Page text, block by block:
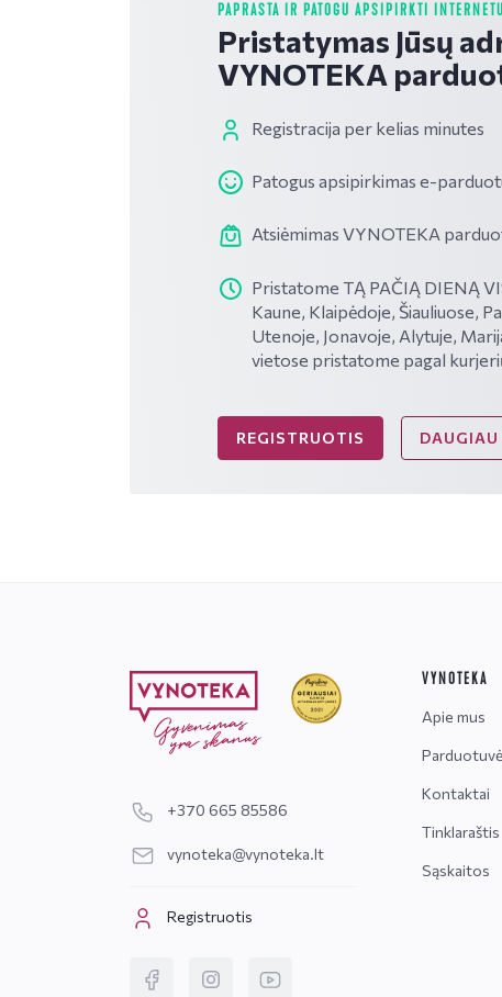
PAPRASTA IR PATOGU APSIPIRKTI INTERNETU
Pristatymas Jūsų
VYNOTEKA
Registracija per kelias minutes
Patogus apsipirkimas e-
Atsiėmimas VYNOTEKA
Pristatome TĄ PAČIĄ DIENĄ
Kaune, Klaipėdoje, Šiauliuose,
Utenoje, Jonavoje, Alytuje,
vietose pristatome pagal
REGISTRUOTIS
+370 665 85586
vynoteka@vynoteka.lt
Registruotis
VYNOTEKA
Apie mus
Kontaktai
Tinklaraštis
Sąskaitos